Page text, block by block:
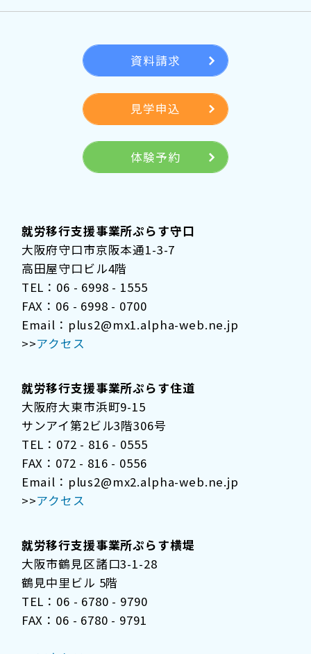
資料請求
見学申込
体験予約
就労移行支援事業所ぷらす守口
大阪府守口市京阪本通1-3-7
高田屋守口ビル4階
TEL：06 - 6998 - 1555
FAX：06 - 6998 - 0700
Email：plus2@mx1.alpha-web.ne.jp
>>アクセス
就労移行支援事業所ぷらす住道
大阪府大東市浜町9-15
サンアイ第2ビル3階306号
TEL：072 - 816 - 0555
FAX：072 - 816 - 0556
Email：plus2@mx2.alpha-web.ne.jp
>>アクセス
就労移行支援事業所ぷらす横堤
大阪市鶴見区諸口3-1-28
鶴見中里ビル 5階
TEL：06 - 6780 - 9790
FAX：06 - 6780 - 9791